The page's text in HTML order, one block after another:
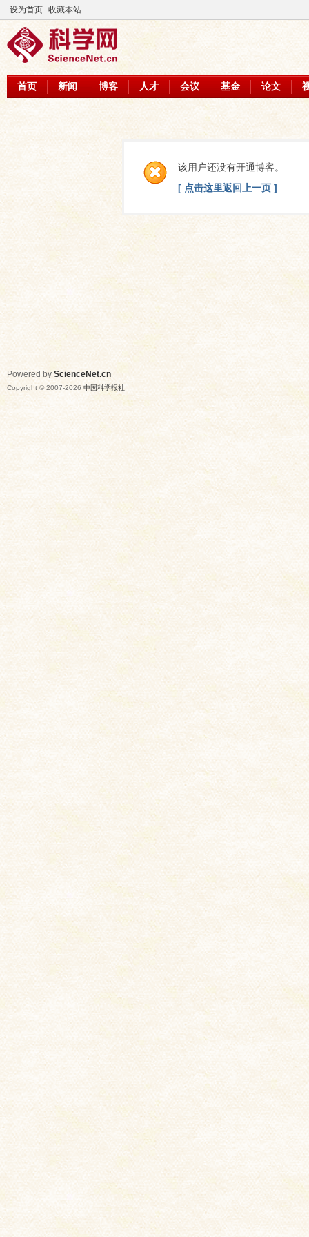
设为首页 收藏本站
首页 新闻 博客 人才 会议 基金 论文
该用户还没有开通博客。
[ 点击这里返回上一页 ]
Powered by ScienceNet.cn
Copyright © 2007-2026 中国科学报社